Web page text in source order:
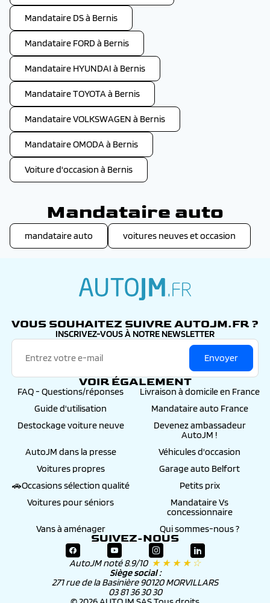
Mandataire DS à Bernis
Mandataire FORD à Bernis
Mandataire HYUNDAI à Bernis
Mandataire TOYOTA à Bernis
Mandataire VOLKSWAGEN à Bernis
Mandataire OMODA à Bernis
Voiture d'occasion à Bernis
Mandataire auto
mandataire auto voitures neuves et occasion
VOUS SOUHAITEZ SUIVRE AUTOJM.FR ?
INSCRIVEZ-VOUS À NOTRE NEWSLETTER
Envoyer
VOIR ÉGALEMENT
FAQ - Questions/réponses
Livraison à domicile en France
Guide d'utilisation
Mandataire auto France
Destockage voiture neuve
Devenez ambassadeur
AutoJM !
AutoJM dans la presse
Véhicules d'occasion
Voitures propres
Garage auto Belfort
🚗Occasions sélection qualité
Petits prix
Voitures pour séniors
Mandataire Vs
concessionnaire
Vans à aménager
Qui sommes-nous ?
SUIVEZ-NOUS
AutoJM noté 8.9/10 ★ ★ ★ ★ ☆
Siège social :
271 rue de la Basinière 90120 MORVILLARS
03 81 36 30 30